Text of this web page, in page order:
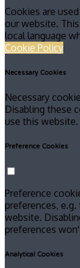
Cookies are
our website.
local language
Cookie Policy
Necessary Cookies
Necessary
Disabling these
use this website.
Preference Cookies
Preference
preferences,
website.
preferences
Analytical Cookies